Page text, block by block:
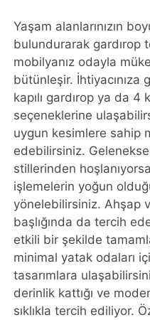
Yaşam alanlarınızın
bulundurarak gardırop
mobilyanız odayla
bütünleşir. İhtiyacınıza
kapılı gardırop ya da 4
seçeneklerine
uygun kesimlere sahip
edebilirsiniz.
stillerinden
işlemelerin yoğun
yönelebilirsiniz. Ahşap
başlığında da tercih
etkili bir şekilde
minimal yatak odaları
tasarımlara
derinlik kattığı ve
sıklıkla tercih ediliyor.